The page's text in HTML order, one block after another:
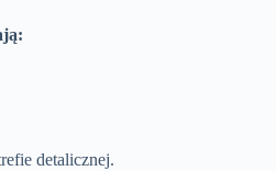
detalicznej.